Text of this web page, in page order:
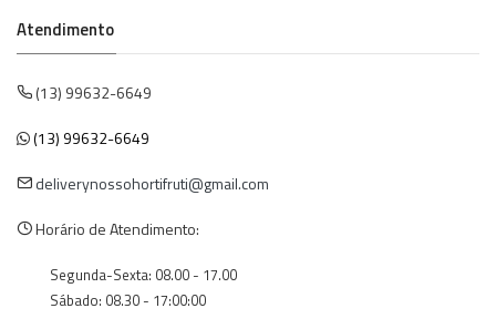
Atendimento
(13) 99632-6649
(13) 99632-6649
deliverynossohortifruti@gmail.com
Horário de Atendimento:
Segunda-Sexta: 08.00 - 17.00
Sábado: 08.30 - 17:00:00